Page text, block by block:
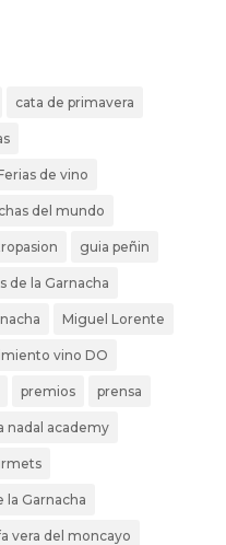
cata de primavera
de vino
del mundo
guia peñin
de la Garnacha
Miguel Lorente
vino DO
premios prensa
nadal academy
la Garnacha
vera del moncayo